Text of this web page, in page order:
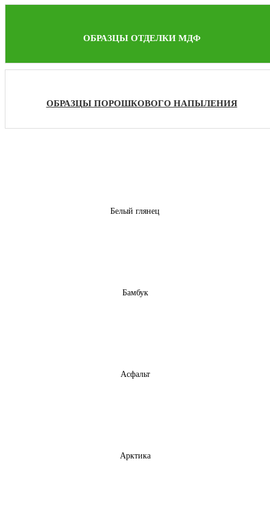
ОБРАЗЦЫ ОТДЕЛКИ МДФ
ОБРАЗЦЫ ПОРОШКОВОГО НАПЫЛЕНИЯ
Арктика
Асфальт
Бамбук
Белый глянец